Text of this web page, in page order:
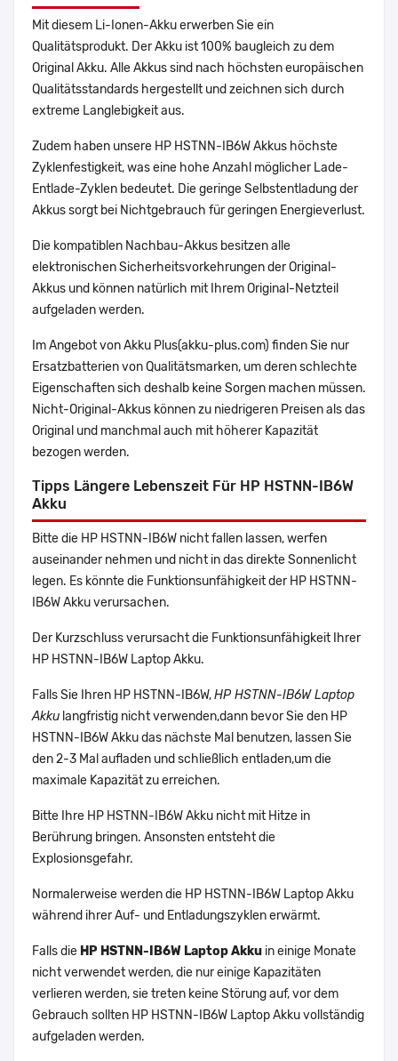
Mit diesem Li-Ionen-Akku erwerben Sie ein
Qualitätsprodukt. Der Akku ist 100% baugleich zu dem
Original Akku. Alle Akkus sind nach höchsten europäischen
Qualitätsstandards hergestellt und zeichnen sich durch
extreme Langlebigkeit aus.
Zudem haben unsere HP HSTNN-IB6W Akkus höchste
Zyklenfestigkeit, was eine hohe Anzahl möglicher Lade-
Entlade-Zyklen bedeutet. Die geringe Selbstentladung der
Akkus sorgt bei Nichtgebrauch für geringen Energieverlust.
Die kompatiblen Nachbau-Akkus besitzen alle
elektronischen Sicherheitsvorkehrungen der Original-
Akkus und können natürlich mit Ihrem Original-Netzteil
aufgeladen werden.
Im Angebot von Akku Plus(akku-plus.com) finden Sie nur
Ersatzbatterien von Qualitätsmarken, um deren schlechte
Eigenschaften sich deshalb keine Sorgen machen müssen.
Nicht-Original-Akkus können zu niedrigeren Preisen als das
Original und manchmal auch mit höherer Kapazität
bezogen werden.
Tipps Längere Lebenszeit Für HP HSTNN-IB6W
Akku
Bitte die HP HSTNN-IB6W nicht fallen lassen, werfen
auseinander nehmen und nicht in das direkte Sonnenlicht
legen. Es könnte die Funktionsunfähigkeit der HP HSTNN-
IB6W Akku verursachen.
Der Kurzschluss verursacht die Funktionsunfähigkeit Ihrer
HP HSTNN-IB6W Laptop Akku.
Falls Sie Ihren HP HSTNN-IB6W,HP HSTNN-IB6W Laptop
Akku langfristig nicht verwenden,dann bevor Sie den HP
HSTNN-IB6W Akku das nächste Mal benutzen, lassen Sie
den 2-3 Mal aufladen und schließlich entladen,um die
maximale Kapazität zu erreichen.
Bitte Ihre HP HSTNN-IB6W Akku nicht mit Hitze in
Berührung bringen. Ansonsten entsteht die
Explosionsgefahr.
Normalerweise werden die HP HSTNN-IB6W Laptop Akku
während ihrer Auf- und Entladungszyklen erwärmt.
Falls die HP HSTNN-IB6W Laptop Akku in einige Monate
nicht verwendet werden, die nur einige Kapazitäten
verlieren werden, sie treten keine Störung auf, vor dem
Gebrauch sollten HP HSTNN-IB6W Laptop Akku vollständig
aufgeladen werden.